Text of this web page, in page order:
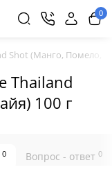
0
Shot (Манго, Помело,
Thailand
100 г
0 Вопрос - ответ 0